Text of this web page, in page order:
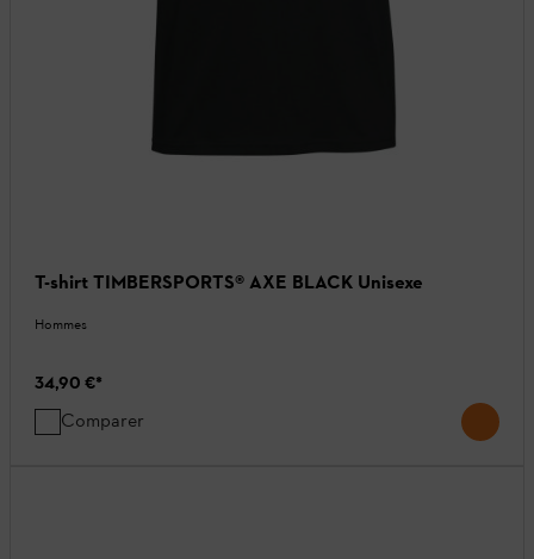
T-shirt TIMBERSPORTS® AXE BLACK Unisexe
Hommes
34,90 €*
Comparer